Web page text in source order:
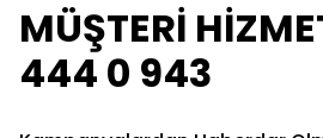
MÜŞTERİ
444 0 943